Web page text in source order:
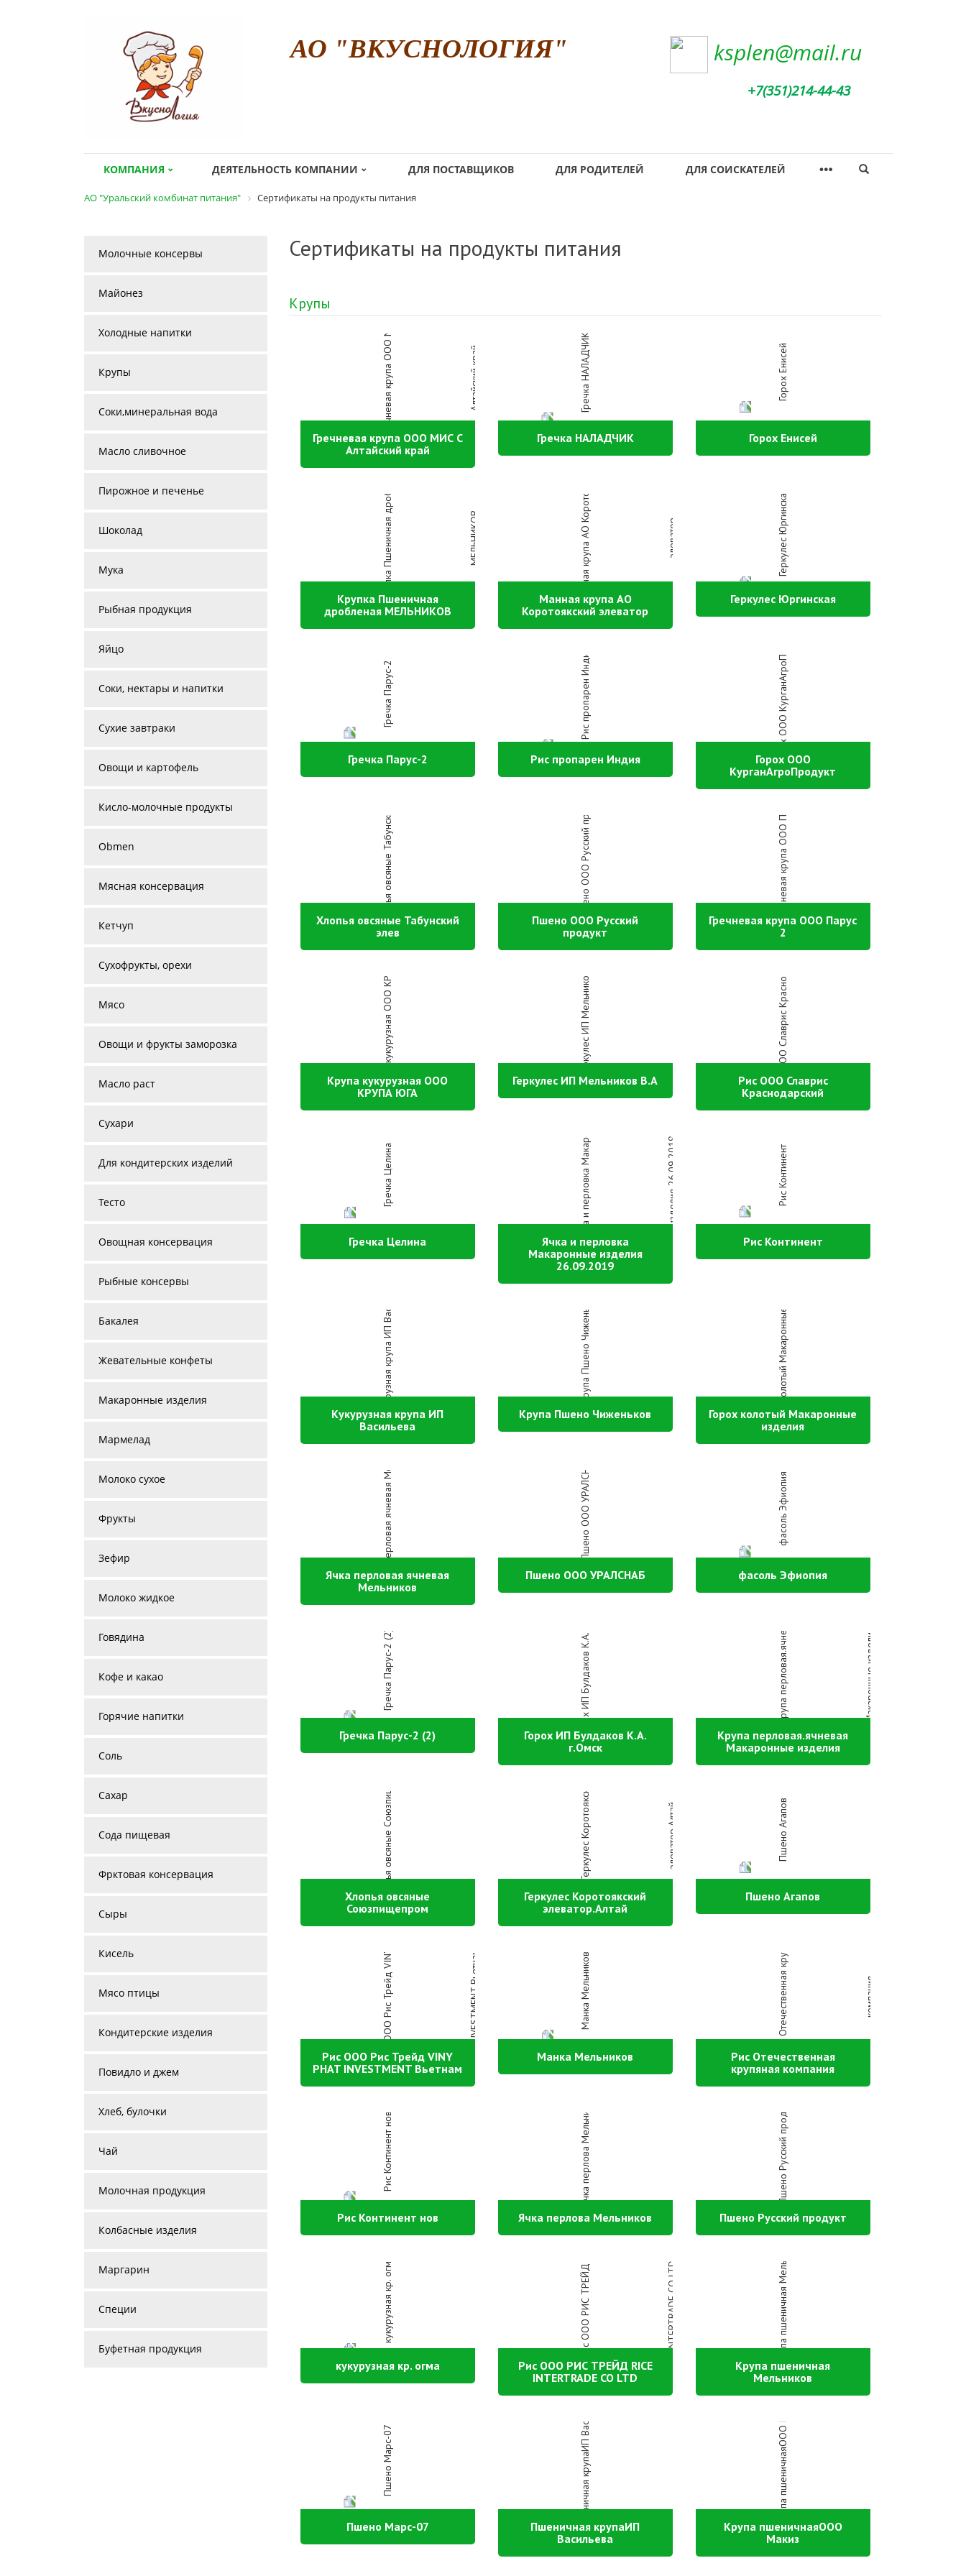
АО "ВКУСНОЛОГИЯ" ksplen@mail.ru
+7(351)214-44-43
КОМПАНИЯ ДЕЯТЕЛЬНОСТЬ КОМПАНИИ ДЛЯ ПОСТАВЩИКОВ ДЛЯ РОДИТЕЛЕЙ ДЛЯ СОИСКАТЕЛЕЙ
АО "Уральский комбинат питания" Сертификаты на продукты питания
Сертификаты на продукты питания
Крупы
Гречневая крупа ООО МИС С
Алтайский край
Гречка НАЛАДЧИК Горох Енисей
Крупка Пшеничная
дробленая МЕЛЬНИКОВ
Манная крупа АО
Коротоякский элеватор
Геркулес Юргинская
Гречка Парус-2 Рис пропарен Индия
Горох ООО
КурганАгроПродукт
Хлопья овсяные Табунский
элев
Пшено ООО Русский
продукт
Гречневая крупа ООО Парус
2
Крупа кукурузная ООО
КРУПА ЮГА
Геркулес ИП Мельников В.А
Рис ООО Славрис
Краснодарский
Гречка Целина
Ячка и перловка
Макаронные изделия
26.09.2019
Рис Континент
Кукурузная крупа ИП
Васильева
Крупа Пшено Чиженьков
Горох колотый Макаронные
изделия
Ячка перловая ячневая
Мельников
Пшено ООО УРАЛСНАБ фасоль Эфиопия
Гречка Парус-2 (2)
Горох ИП Булдаков К.А.
г.Омск
Крупа перловая.ячневая
Макаронные изделия
Хлопья овсяные
Союзпищепром
Геркулес Коротоякский
элеватор.Алтай
Пшено Агапов
Рис ООО Рис Трейд VINY
PHAT INVESTMENT Вьетнам
Манка Мельников
Рис Отечественная
крупяная компания
Рис Континент нов Ячка перлова Мельников Пшено Русский продукт
кукурузная кр. огма
Рис ООО РИС ТРЕЙД RICE
INTERTRADE CO LTD
Крупа пшеничная
Мельников
Пшено Марс-07
Пшеничная крупаИП
Васильева
Крупа пшеничнаяООО
Макиз
Молочные консервы
Майонез
Холодные напитки
Крупы
Соки,минеральная вода
Масло сливочное
Пирожное и печенье
Шоколад
Мука
Рыбная продукция
Яйцо
Соки, нектары и напитки
Сухие завтраки
Овощи и картофель
Кисло-молочные продукты
Obmen
Мясная консервация
Кетчуп
Сухофрукты, орехи
Мясо
Овощи и фрукты заморозка
Масло раст
Сухари
Для кондитерских изделий
Тесто
Овощная консервация
Рыбные консервы
Бакалея
Жевательные конфеты
Макаронные изделия
Мармелад
Молоко сухое
Фрукты
Зефир
Молоко жидкое
Говядина
Кофе и какао
Горячие напитки
Соль
Сахар
Сода пищевая
Фрктовая консервация
Сыры
Кисель
Мясо птицы
Кондитерские изделия
Повидло и джем
Хлеб, булочки
Чай
Молочная продукция
Колбасные изделия
Маргарин
Специи
Буфетная продукция